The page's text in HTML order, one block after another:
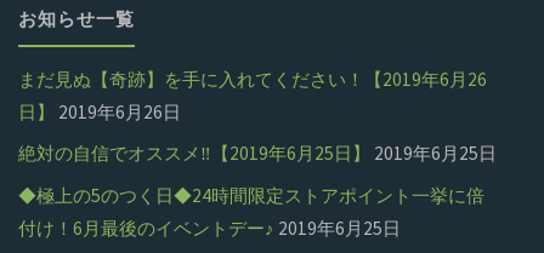
ピ
グ
店"
の
日】
安
ペ
ー
ジ
送
お知らせ一覧
まだ見ぬ【奇跡】を手に入れてください！【2019年6月26
日】
2019年6月26日
絶対の自信でオススメ‼【2019年6月25日】
2019年6月25日
◆極上の5のつく日◆24時間限定ストアポイント一挙に倍
付け！6月最後のイベントデー♪ 2019年6月25日